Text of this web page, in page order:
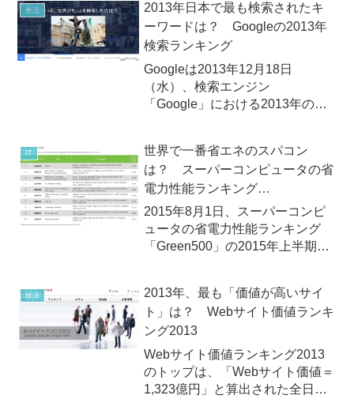
ュータの演算性能を集計する
TOP500プロジェクトは2013年11
月18日（月）、最新...
生活
2013年日本で最も検索されたキ
ーワードは？ Googleの2013年
検索ランキング
Googleは2013年12月18日
（水）、検索エンジン
「Google」における2013年の検
IT
世界で一番省エネのスパコン
は？ スーパーコンピュータの省
電力性能ランキング
「Green500」2015年上半期
2015年8月1日、スーパーコンピ
ュータの省電力性能ランキング
「Green500」の2015年上半期の
ー企業、PEZYグループが開発し
たスパコンが第1位～第3位までを
独占しました。...
経済
2013年、最も「価値が高いサイ
ト」は？ Webサイト価値ランキ
ング2013
Webサイト価値ランキング2013
のトップは、「Webサイト価値＝
1,323億円」と算出された全日本